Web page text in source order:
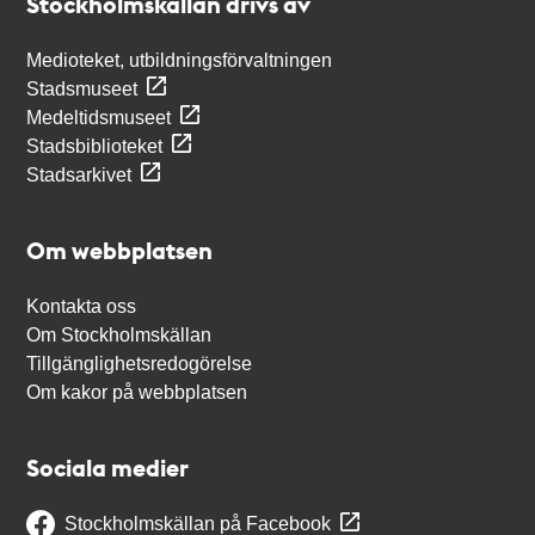
Medioteket, utbildningsförvaltningen
Stadsmuseet
Medeltidsmuseet
Stadsbiblioteket
Stadsarkivet
Om webbplatsen
Kontakta oss
Om Stockholmskällan
Tillgänglighetsredogörelse
Om kakor på webbplatsen
Sociala medier
Stockholmskällan på Facebook